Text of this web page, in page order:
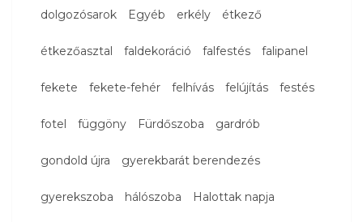
dolgozósarok Egyéb erkély étkező
étkezőasztal faldekoráció falfestés falipanel
fekete fekete-fehér felhívás felújítás festés
fotel függöny Fürdőszoba gardrób
gondold újra gyerekbarát berendezés
gyerekszoba hálószoba Halottak napja